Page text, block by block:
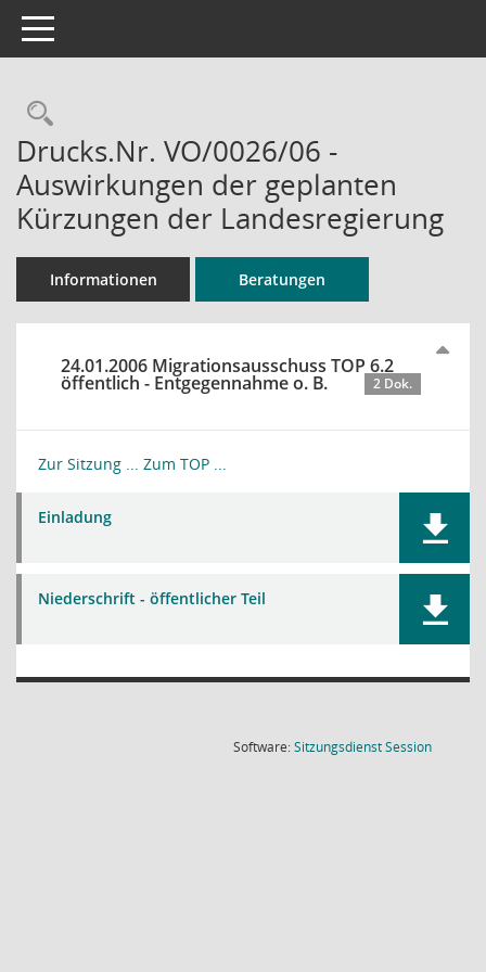
Toggle navigation
Rechercheauswahl
Drucks.Nr. VO/0026/06 -
Auswirkungen der geplanten
Kürzungen der Landesregierung
Informationen Beratungen
24.01.2006 Migrationsausschuss TOP 6.2
öffentlich - Entgegennahme o. B. 2 Dok.
Zur Sitzung ... Zum TOP ...
Einladung
Niederschrift - öffentlicher Teil
Software:SitzungsdienstSession(Wird in